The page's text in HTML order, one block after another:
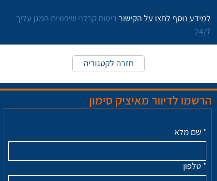
למידע נוסף לחצו על הקישור ביטוח קבלני שיפוצים המגן עליך
24/7
חזרה לקטגוריה
הרשמו לדיוור מאיציק סימון
* שם מלא
* טלפון